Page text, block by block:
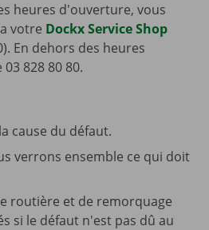
heures d'ouverture, vous
votre Dockx Service Shop
En dehors des heures
828 80 80.
cause du défaut.
verrons ensemble ce qui doit
routière et de remorquage
si le défaut n'est pas dû au